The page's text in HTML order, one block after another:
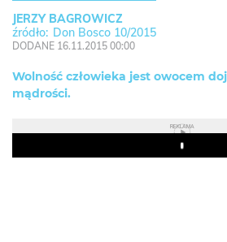
JERZY BAGROWICZ
Don Bosco 10/2015
DODANE 16.11.2015 00:00
Wolność człowieka jest owocem
mądrości.
REKLAMA
Play